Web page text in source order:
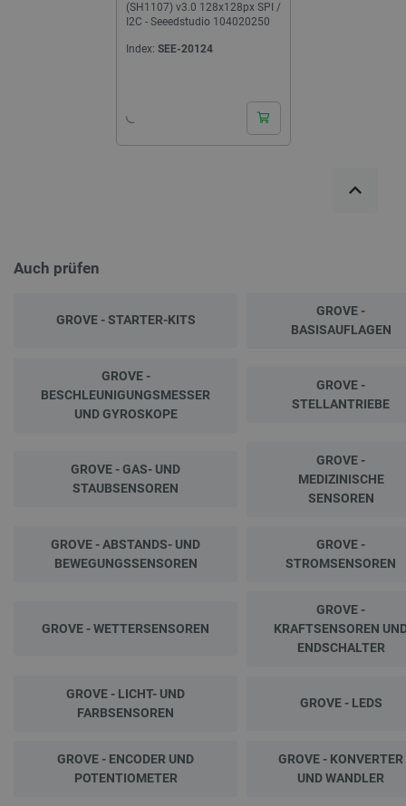
(SH1107) v3.0 128x128px SPI /
I2C - Seeedstudio 104020250
Index: SEE-20124
Auch prüfen
GROVE - STARTER-KITS
GROVE -
BASISAUFLAGEN
GROVE -
BESCHLEUNIGUNGSMESSER
UND GYROSKOPE
GROVE -
STELLANTRIEBE
GROVE - GAS- UND
STAUBSENSOREN
GROVE -
MEDIZINISCHE
SENSOREN
GROVE - ABSTANDS- UND
BEWEGUNGSSENSOREN
GROVE -
STROMSENSOREN
GROVE - WETTERSENSOREN
GROVE -
KRAFTSENSOREN
ENDSCHALTER
GROVE - LICHT- UND
FARBSENSOREN
GROVE - LEDS
GROVE - ENCODER UND
POTENTIOMETER
GROVE - KONVERTER
UND WANDLER